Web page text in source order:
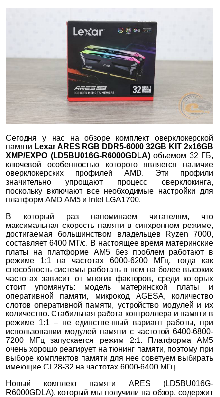
Сегодня у нас на обзоре комплект оверклокерской
памяти Lexar ARES RGB DDR5-6000 32GB KIT 2х16GB
XMP/EXPO (LD5BU016G-R6000GDLA)объемом 32 ГБ,
ключевой особенностью которого является наличие
оверклокерских профилей AMD. Эти профили
значительно упрощают процесс оверклокинга,
поскольку включают все необходимые настройки для
платформ AMD AM5 и Intel LGA1700.
В который раз напоминаем читателям, что
максимальная скорость памяти в синхронном режиме,
достигаемая большинством владельцев Ryzen 7000,
составляет 6400 MT/c. В настоящее время материнские
платы на платформе AM5 без проблем работают в
режиме 1:1 на частотах 6000-6200 МГц, тогда как
способность системы работать в нем на более высоких
частотах зависит от многих факторов, среди которых
стоит упомянуть: модель материнской платы и
оперативной памяти, микрокод AGESA, количество
слотов оперативной памяти, устройство модулей и их
количество. Стабильная работа контроллера и памяти в
режиме 1:1 – не единственный вариант работы, при
использовании модулей памяти с частотой 6400-6800-
7200 МГц запускается режим 2:1. Платформа AM5
очень хорошо реагирует на тюнинг памяти, поэтому при
выборе комплектов памяти для нее советуем выбирать
имеющие CL28-32 на частотах 6000-6400 МГц.
Новый комплект памяти ARES (LD5BU016G-
R6000GDLA), который мы получили на обзор, содержит